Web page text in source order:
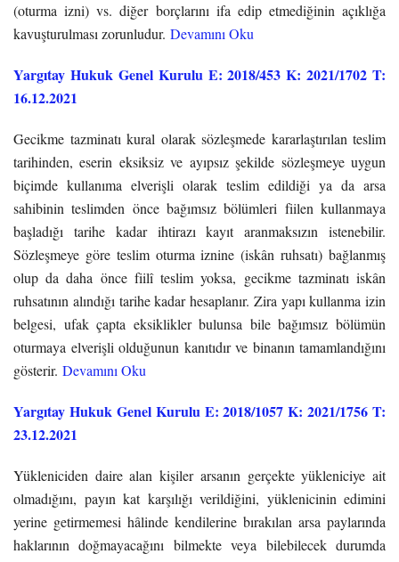
(oturma izni) vs. diğer borçlarını ifa edip etmediğinin açıklığa
kavuşturulması zorunludur. Devamını Oku
Yargıtay Hukuk Genel Kurulu E: 2018/453 K: 2021/1702 T:
16.12.2021
Gecikme tazminatı kural olarak sözleşmede kararlaştırılan teslim
tarihinden, eserin eksiksiz ve ayıpsız şekilde sözleşmeye uygun
biçimde kullanıma elverişli olarak teslim edildiği ya da arsa
sahibinin teslimden önce bağımsız bölümleri fiilen kullanmaya
başladığı tarihe kadar ihtirazı kayıt aranmaksızın istenebilir.
Sözleşmeye göre teslim oturma iznine (iskân ruhsatı) bağlanmış
olup da daha önce fiilî teslim yoksa, gecikme tazminatı iskân
ruhsatının alındığı tarihe kadar hesaplanır. Zira yapı kullanma izin
belgesi, ufak çapta eksiklikler bulunsa bile bağımsız bölümün
oturmaya elverişli olduğunun kanıtıdır ve binanın tamamlandığını
gösterir. Devamını Oku
Yargıtay Hukuk Genel Kurulu E: 2018/1057 K: 2021/1756 T:
23.12.2021
Yükleniciden daire alan kişiler arsanın gerçekte yükleniciye ait
olmadığını, payın kat karşılığı verildiğini, yüklenicinin edimini
yerine getirmemesi hâlinde kendilerine bırakılan arsa paylarında
haklarının doğmayacağını bilmekte veya bilebilecek durumda